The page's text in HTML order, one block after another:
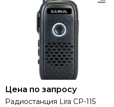
Цена по запросу
Радиостанция Lira СP-115